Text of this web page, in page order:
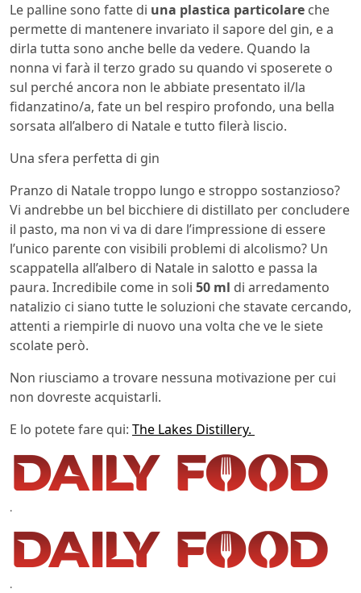
Le palline sono fatte di una plastica particolare che
permette di mantenere invariato il sapore del gin, e a
dirla tutta sono anche belle da vedere. Quando la
nonna vi farà il terzo grado su quando vi sposerete o
sul perché ancora non le abbiate presentato il/la
fidanzatino/a, fate un bel respiro profondo, una bella
sorsata all’albero di Natale e tutto filerà liscio.
Una sfera perfetta di gin
Pranzo di Natale troppo lungo e stroppo sostanzioso?
Vi andrebbe un bel bicchiere di distillato per concludere
il pasto, ma non vi va di dare l’impressione di essere
l’unico parente con visibili problemi di alcolismo? Un
scappatella all’albero di Natale in salotto e passa la
paura. Incredibile come in soli 50 ml di arredamento
natalizio ci siano tutte le soluzioni che stavate cercando,
attenti a riempirle di nuovo una volta che ve le siete
scolate però.
Non riusciamo a trovare nessuna motivazione per cui
non dovreste acquistarli.
E lo potete fare qui: The Lakes Distillery.
.
.